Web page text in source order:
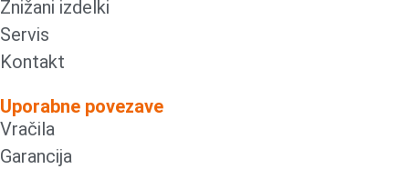
Znižani izdelki
Servis
Kontakt
Uporabne povezave
Vračila
Garancija